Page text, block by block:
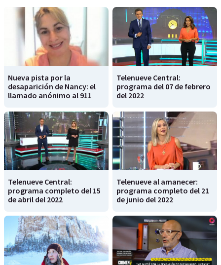
Nueva pista por la
desaparición de Nancy: el
llamado anónimo al 911
Telenueve Central:
programa del 07 de febrero
del 2022
Telenueve Central:
programa completo del 15
de abril del 2022
Telenueve al amanecer:
programa completo del 21
de junio del 2022